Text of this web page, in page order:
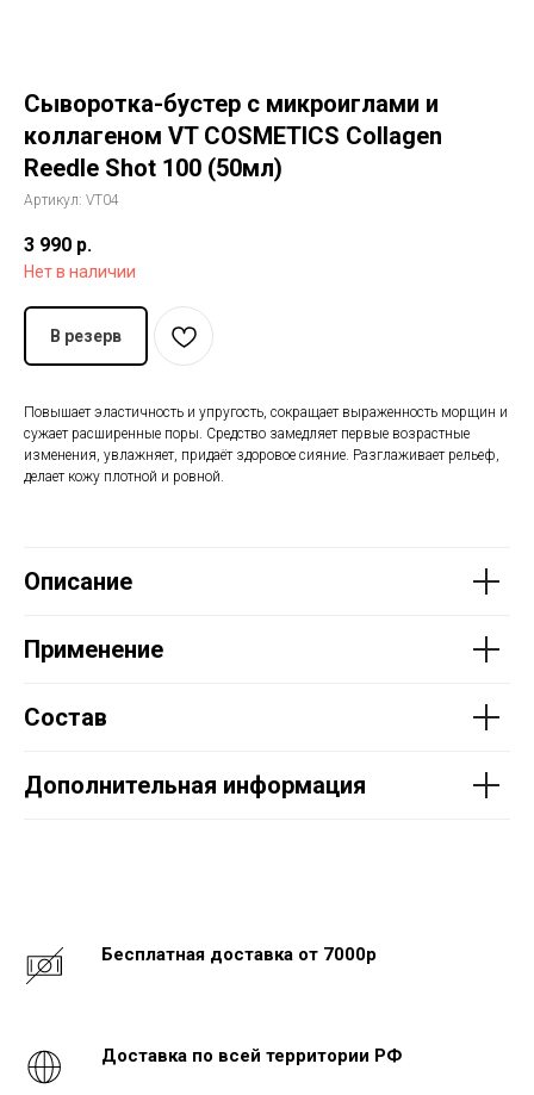
Сыворотка-бустер с микроиглами и
коллагеном VT COSMETICS Collagen
Reedle Shot 100 (50мл)
Артикул: VT04
3 990 р.
Нет в наличии
В резерв
Повышает эластичность и упругость, сокращает выраженность морщин и
сужает расширенные поры. Средство замедляет первые возрастные
изменения, увлажняет, придаёт здоровое сияние. Разглаживает рельеф,
делает кожу плотной и ровной.
Описание
Применение
Состав
Дополнительная информация
Бесплатная доставка от 7000р
Доставка по всей территории РФ
Блог
Контакты